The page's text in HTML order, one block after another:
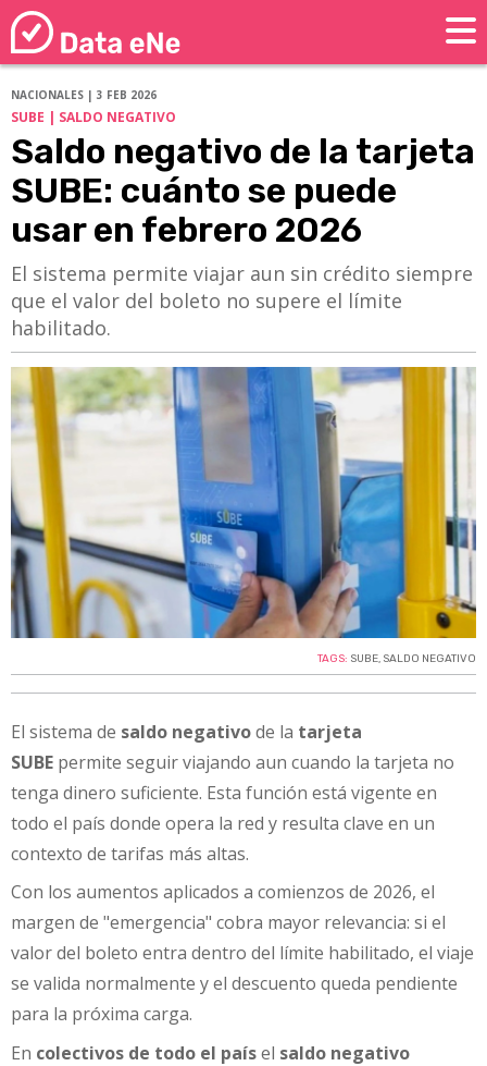
NACIONALES | 3 FEB 2026
SUBE | SALDO NEGATIVO
Saldo negativo de la tarjeta
SUBE: cuánto se puede
usar en febrero 2026
El sistema permite viajar aun sin crédito siempre
que el valor del boleto no supere el límite
habilitado.
TAGS: SUBE, SALDO NEGATIVO
El sistema de saldo negativode la tarjeta
SUBE permite seguir viajando aun cuando la tarjeta no
tenga dinero suficiente. Esta función está vigente en
todo el país donde opera la red y resulta clave en un
contexto de tarifas más altas.
Con los aumentos aplicados a comienzos de 2026, el
margen de "emergencia" cobra mayor relevancia: si el
valor del boleto entra dentro del límite habilitado, el viaje
se valida normalmente y el descuento queda pendiente
para la próxima carga.
En colectivos de todo el paísel saldo negativo